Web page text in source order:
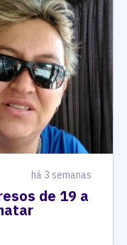
há 3 semanas
de 19 a